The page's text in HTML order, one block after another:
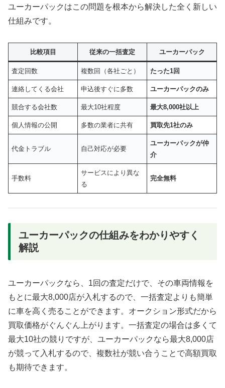
ユーカーパックはこの問題を根本から解決した全く新しい
仕組みです。
比較項目 従来の一括査定 ユーカーパック
査定回数 複数回（各社ごと） たった1回
連絡してくる会社 申込後すぐに多数 ユーカーパックのみ
競合する会社数 最大10社程度 最大8,000社以上
個人情報の公開 多数の業者に共有 買取先1社のみ
代金トラブル 自己対応が必要
ユーカーパックが仲
介
手数料
サービスにより異な
る
完全無料
ユーカーパックの仕組みをわかりやすく
解説
ユーカーパックなら、1回の査定だけで、その車両情報を
もとに最大8,000店が入札するので、一括査定よりも簡単
に車を高く売ることができます。オークション形式だから
買取価格がぐんぐん上がります。一括査定の場合は多くて
最大10社の競りですが、ユーカーパックなら最大8,000店
が競って入札するので、複数社が競い合うことで高額買取
も期待できます。